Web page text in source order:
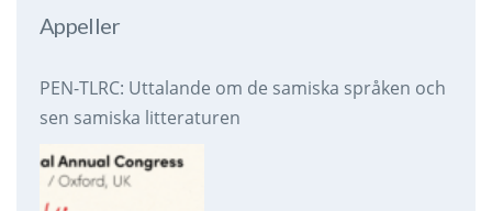
Appeller
PEN-TLRC: Uttalande om de samiska språken och
sen samiska litteraturen